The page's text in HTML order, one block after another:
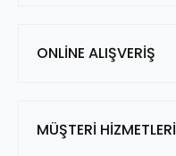
ONLİNE ALIŞVERİŞ
MÜŞTERİ HİZMETLERİ